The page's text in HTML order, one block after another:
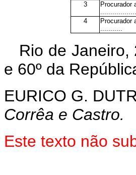
3
Procurador
..................
4
Procurador
...........
Rio de Janeiro,
e 60º da
EURICO G.
Corrêa e Castro.
Este texto não